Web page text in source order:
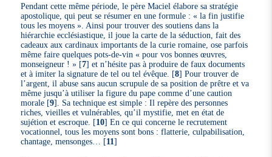
Pendant cette même période, le père Maciel élabore sa stratégie
apostolique, qui peut se résumer en une formule : « la fin justifie
tous les moyens ». Ainsi pour trouver des soutiens dans la
hiérarchie ecclésiastique, il joue la carte de la séduction, fait des
cadeaux aux cardinaux importants de la curie romaine, ose parfois
même faire quelques pots-de-vin « pour vos bonnes œuvres,
monseigneur ! » [7] et n’hésite pas à produire de faux documents
et à imiter la signature de tel ou tel évêque. [8] Pour trouver de
l’argent, il abuse sans aucun scrupule de sa position de prêtre et va
même jusqu’à utiliser la figure du pape comme d’une caution
morale [9] . Sa technique est simple : Il repère des personnes
riches, vieilles et vulnérables, qu’il mystifie, met en état de
sujétion et escroque. [10] En ce qui concerne le recrutement
vocationnel, tous les moyens sont bons : flatterie, culpabilisation,
chantage, mensonges…
[11]